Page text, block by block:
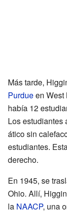
Más tarde,
Purdueen West
había 12
Los estudiantes
ático sin
estudiantes.
derecho.
En 1945, se
Ohio. Allí,
la NAACP, una